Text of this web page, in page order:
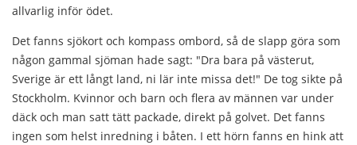
allvarlig inför ödet.
Det fanns sjökort och kompass ombord, så de slapp göra som
någon gammal sjöman hade sagt: "Dra bara på västerut,
Sverige är ett långt land, ni lär inte missa det!" De tog sikte på
Stockholm. Kvinnor och barn och flera av männen var under
däck och man satt tätt packade, direkt på golvet. Det fanns
ingen som helst inredning i båten. I ett hörn fanns en hink att